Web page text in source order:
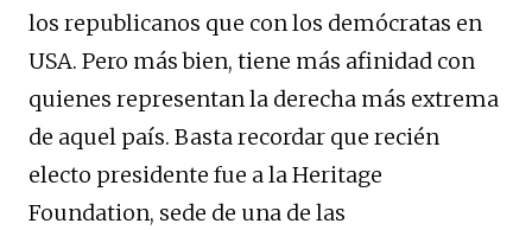
los republicanos que con los demócratas en
USA. Pero más bien, tiene más afinidad con
quienes representan la derecha más extrema
de aquel país. Basta recordar que recién
electo presidente fue a la Heritage
Foundation, sede de una de las